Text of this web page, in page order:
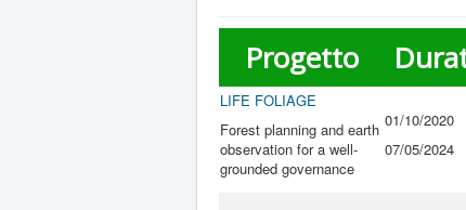
Progetto
LIFE FOLIAGE
Forest planning and earth
observation for a well-
grounded governance
01/10/2020
07/05/2024